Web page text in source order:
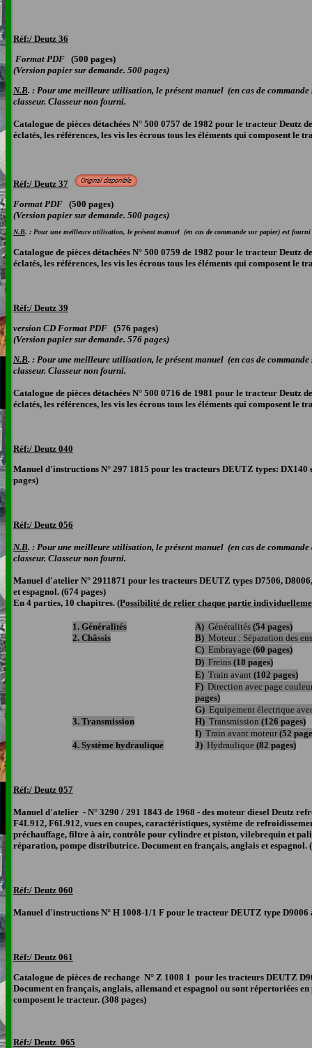
Réf:/ Deutz 36
Format PDF (500 pages)
(Version papier sur demande. 500 pages)
N.B. : Pour une meilleure utilisation, le présent manuel (en cas de
classeur. Classeur non fourni.
Catalogue de pièces détachées N° 500 0757 de 1982 pour le tracteur Deutz
éclatés, les références, les vis les écrous tous les éléments qui composent le
Réf:/ Deutz 37
Format PDF (500 pages)
(Version papier sur demande. 500 pages)
N.B. : Pour une meilleure utilisation, le présent manuel (en cas de commande sur papier) est
Catalogue de pièces détachées N° 500 0759 de 1982 pour le tracteur Deutz
éclatés, les références, les vis les écrous tous les éléments qui composent le
Réf:/ Deutz 39
version CD Format PDF (576 pages)
(Version papier sur demande. 576 pages)
N.B. : Pour une meilleure utilisation, le présent manuel (en cas de
classeur. Classeur non fourni.
Catalogue de pièces détachées N° 500 0716 de 1981 pour le tracteur Deutz
éclatés, les références, les vis les écrous tous les éléments qui composent le
Réf:/ Deutz 040
Manuel d'instructions N° 297 1815 pour les tracteurs DEUTZ types:
pages)
Réf:/ Deutz 056
N.B. : Pour une meilleure utilisation, le présent manuel (en cas de
classeur. Classeur non fourni.
Manuel d'atelier N° 2911871 pour les tracteurs DEUTZ types D7506,
et espagnol. (674 pages)
En 4 parties, 10 chapitres. (Possibilité de relier chaque partie
1. Généralités A) Généralités (54 pages)
2. Châssis
B) Moteur : Séparation des
C)Embrayage (60 pages)
D)Freins (18 pages)
E) Train avant (102 pages)
F) Direction avec page
pages)
G) Equipement électrique
3. Transmission
H)Transmission (126 pages)
I)Train avant moteur(52
4. Système hydraulique
J) Hydraulique (82 pages)
Réf:/ Deutz 057
Manuel d'atelier - N° 3290 / 291 1843 de 1968 - des moteur diesel Deutz
F4L912, F6L912, vues en coupes, caractéristiques, système de
préchauffage, filtre à air, contrôle pour cylindre et piston, vilebrequin et
réparation, pompe distributrice. Document en français, anglais et espagnol.
Réf:/ Deutz 060
Manuel d'instructions N° H 1008-1/1 F pour le tracteur DEUTZ type
Réf:/ Deutz 061
Catalogue de pièces de rechange N° Z 1008 1 pour les tracteurs DEUTZ
Document en français, anglais, allemand et espagnol ou sont répertoriées en
composent le tracteur. (308 pages)
Réf:/ Deutz 065